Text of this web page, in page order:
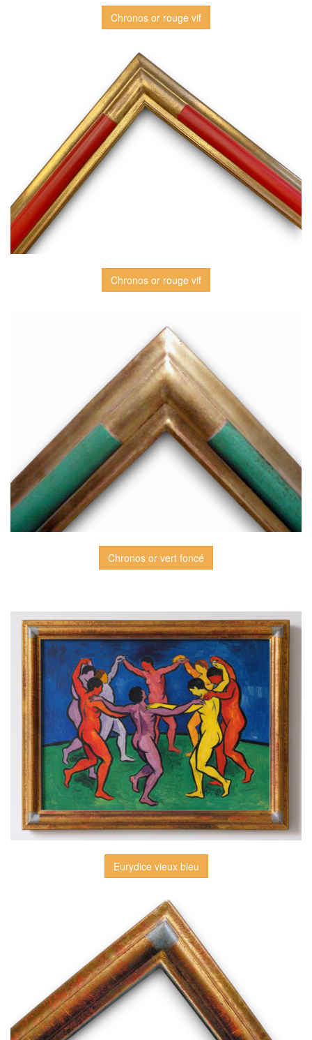
Chronos or rouge vif
Chronos or rouge vif
Chronos or vert foncé
Eurydice vieux bleu